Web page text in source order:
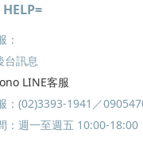
：
台訊息
LINE客服
：(02)3393-1941／
：週一至週五 10:00-18:00